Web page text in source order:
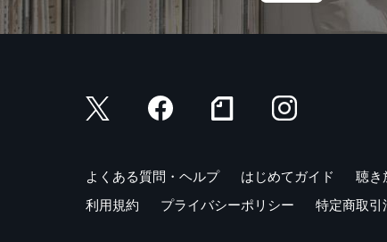
よくある質問・ヘルプ はじめてガイド 聴き
利用規約
プライバシーポリシー 特定商取引